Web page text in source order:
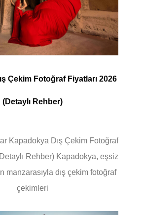
Çekim Fotoğraf Fiyatları 2026
(Detaylı Rehber)
Kapadokya Dış Çekim Fotoğraf
Rehber) Kapadokya, eşsiz
manzarasıyla dış çekim fotoğraf
çekimleri